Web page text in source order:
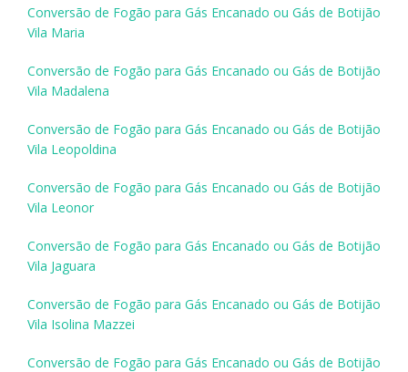
Conversão de Fogão para Gás Encanado ou Gás de Botijão
Vila Maria
Conversão de Fogão para Gás Encanado ou Gás de Botijão
Vila Madalena
Conversão de Fogão para Gás Encanado ou Gás de Botijão
Vila Leopoldina
Conversão de Fogão para Gás Encanado ou Gás de Botijão
Vila Leonor
Conversão de Fogão para Gás Encanado ou Gás de Botijão
Vila Jaguara
Conversão de Fogão para Gás Encanado ou Gás de Botijão
Vila Isolina Mazzei
Conversão de Fogão para Gás Encanado ou Gás de Botijão